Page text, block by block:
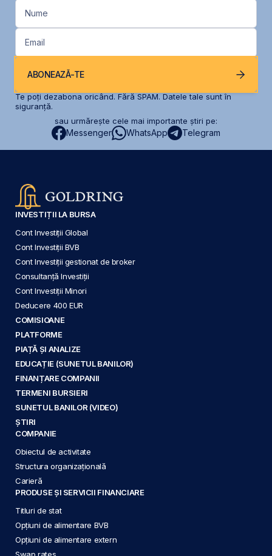
Nume
Email
ABONEAZĂ-TE
Te poți dezabona oricând. Fără SPAM. Datele tale sunt în
siguranță.
sau urmărește cele mai importante știri pe:
Messenger WhatsApp Telegram
INVESTIȚII LA BURSA
Cont Investiții Global
Cont Investiții BVB
Cont Investiții gestionat de broker
Consultanță Investiții
Cont Investiții Minori
Deducere 400 EUR
COMISIOANE
PLATFORME
PIAȚĂ ȘI ANALIZE
EDUCAȚIE (SUNETUL BANILOR)
FINANȚARE COMPANII
TERMENI BURSIERI
SUNETUL BANILOR (VIDEO)
ȘTIRI
COMPANIE
Obiectul de activitate
Structura organizațională
Carieră
PRODUSE ȘI SERVICII FINANCIARE
Titluri de stat
Opțiuni de alimentare BVB
Opțiuni de alimentare extern
Swap rates